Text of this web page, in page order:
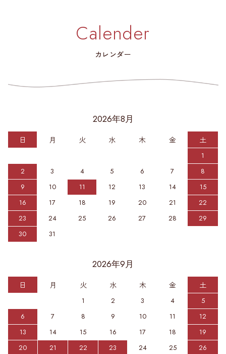
Calender
カレンダー
2026年8月
日 月 火 水 木 金 土
1
2
3 4 5 6 7
8
9
10 11 12 13 14
15
16
17 18 19 20 21
22
23
24 25 26 27 28
29
30
31
2026年9月
日 月 火 水 木 金 土
1 2 3 4
5
6
7 8 9 10 11
12
13
14 15 16 17 18
19
20
21 22 23 24 25
26